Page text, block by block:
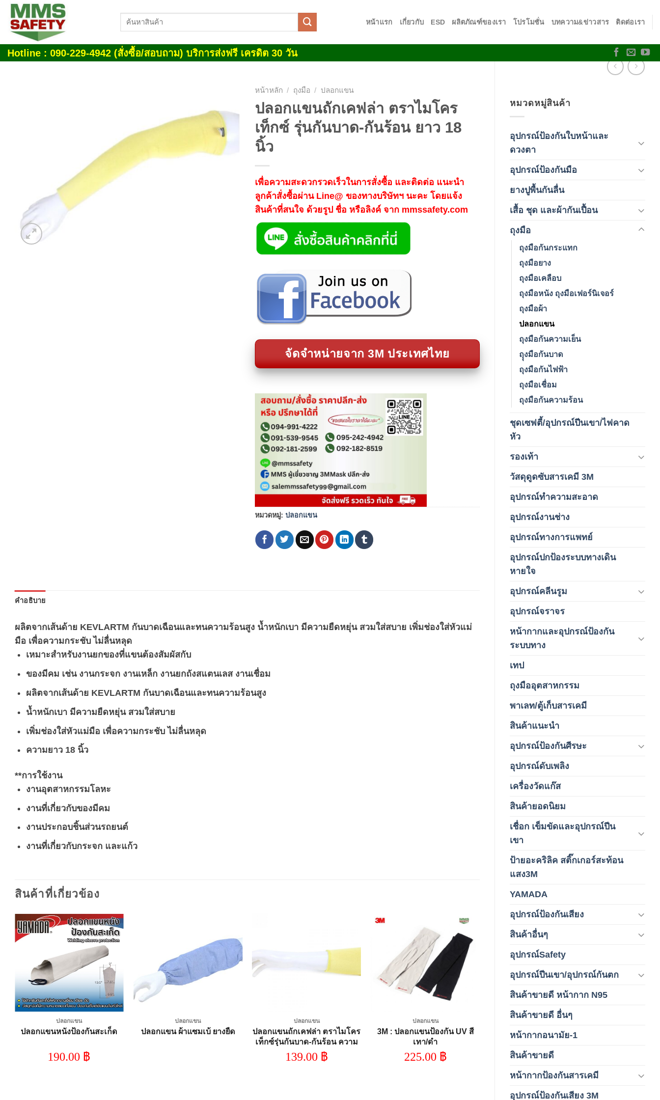
Skip
content
ค้นหา:
หน้าแรก เกี่ยวกับ ESD ผลิตภัณฑ์ของเรา โปรโมชั่น บทความ&ข่าวสาร ติดต่อเรา
Hotline : 090-229-4942 (สั่งซื้อ/สอบถาม) บริการส่งฟรี เครดิต 30 วัน
หมวดหมู่สินค้า
อุปกรณ์ป้องกันใบหน้าและ
ดวงตา
อุปกรณ์ป้องกันมือ
ยางปูพื้นกันลื่น
เสื้อ ชุด และผ้ากันเปื้อน
ถุงมือ
ถุงมือกันกระแทก
ถุงมือยาง
ถุงมือเคลือบ
ถุงมือหนัง ถุงมือเฟอร์นิเจอร์
ถุงมือผ้า
ปลอกแขน
ถุงมือกันความเย็น
ถุุงมือกันบาด
ถุงมือกันไฟฟ้า
ถุงมือเชื่อม
ถุงมือกันความร้อน
ชุดเซฟตี้/อุปกรณ์ปีนเขา/ไฟคาด
หัว
รองเท้า
วัสดุดูดซับสารเคมี 3M
อุปกรณ์ทำความสะอาด
อุปกรณ์งานช่าง
อุปกรณ์ทางการแพทย์
อุปกรณ์ปกป้องระบบทางเดิน
หายใจ
อุปกรณ์คลีนรูม
อุปกรณ์จราจร
หน้ากากและอุปกรณ์ป้องกัน
ระบบทาง
เทป
ถุงมืออุตสาหกรรม
พาเลท/ตู้เก็บสารเคมี
สินค้าแนะนำ
อุปกรณ์ป้องกันศีรษะ
อุปกรณ์ดับเพลิง
เครื่องวัดแก๊ส
สินค้ายอดนิยม
เชื่อก เข็มขัดและอุปกรณ์ปีน
เขา
ป้ายอะคริลิค สติ๊กเกอร์สะท้อน
แสง3M
YAMADA
อุปกรณ์ป้องกันเสียง
สินค้าอื่นๆ
อุปกรณ์Safety
อุปกรณ์ปีนเขา/อุปกรณ์กันตก
สินค้าขายดี หน้ากาก N95
สินค้าขายดี อื่นๆ
หน้ากากอนามัย-1
สินค้าขายดี
หน้ากากป้องกันสารเคมี
อุปกรณ์ป้องกันเสียง 3M
Add to
wishlist
หน้าหลัก / ถุงมือ / ปลอกแขน
ปลอกแขนถักเคฟล่า ตราไมโคร
เท็กซ์ รุ่นกันบาด-กันร้อน ยาว 18
นิ้ว
เพื่อความสะดวกรวดเร็วในการสั่งซื้อ และติดต่อ แนะนำ
ลูกค้าสั่งซื้อผ่าน Line@ ของทางบริษัทฯ นะคะ โดยแจ้ง
สินค้าที่สนใจ ด้วยรูป ชื่อ หรือลิงค์ จาก mmssafety.com
จัดจำหน่ายจาก 3M ประเทศไทย
หมวดหมู่: ปลอกแขน
คำอธิบาย
ผลิตจากเส้นด้าย KEVLARTM กันบาดเฉือนและทนความร้อนสูง น้ำหนักเบา มีความยืดหยุ่น สวมใส่สบาย เพิ่มช่องใส่หัวแม่
มือ เพื่อความกระชับ ไม่ลื่นหลุด
เหมาะสำหรับงานยกของที่แขนต้องสัมผัสกับ
ของมีคม เช่น งานกระจก งานเหล็ก งานยกถังสแตนเลส งานเชื่อม
ผลิตจากเส้นด้าย KEVLARTM กันบาดเฉือนและทนความร้อนสูง
น้ำหนักเบา มีความยืดหยุ่น สวมใส่สบาย
เพิ่มช่องใส่หัวแม่มือ เพื่อความกระชับ ไม่ลื่นหลุด
ความยาว 18 นิ้ว
**การใช้งาน
งานอุตสาหกรรมโลหะ
งานที่เกี่ยวกับของมีคม
งานประกอบชิ้นส่วนรถยนต์
งานที่เกี่ยวกับกระจก และแก้ว
สินค้าที่เกี่ยวข้อง
Add to
wishlist
ปลอกแขน
ปลอกแขนหนังป้องกันสะเก็ด
190.00 ฿
Add to
wishlist
ปลอกแขน
ปลอกแขน ผ้าแซมเบ้ ยางยืด
wishlist
ปลอกแขน
ปลอกแขนถักเคฟล่า ตราไมโคร
เท็กซ์รุ่นกันบาด-กันร้อน ความ
ยาว 4.5 นิ้ว
139.00 ฿
Add to
wishlist
ปลอกแขน
3M : ปลอกแขนป้องกัน UV สี
เทา/ดำ
225.00 ฿